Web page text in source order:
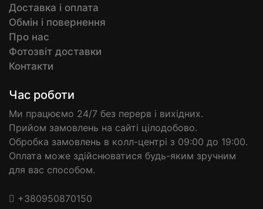
Доставка і оплата
Обмін і повернення
Про нас
Фотозвіт доставки
Контакти
Час роботи
Ми працюємо 24/7 без перерв і вихідних.
Прийом замовлень на сайті цілодобово.
Обробка замовлень в колл-центрі з 09:00 до 19:00.
Оплата може здійснюватися будь-яким зручним
для вас способом.
+380950870150